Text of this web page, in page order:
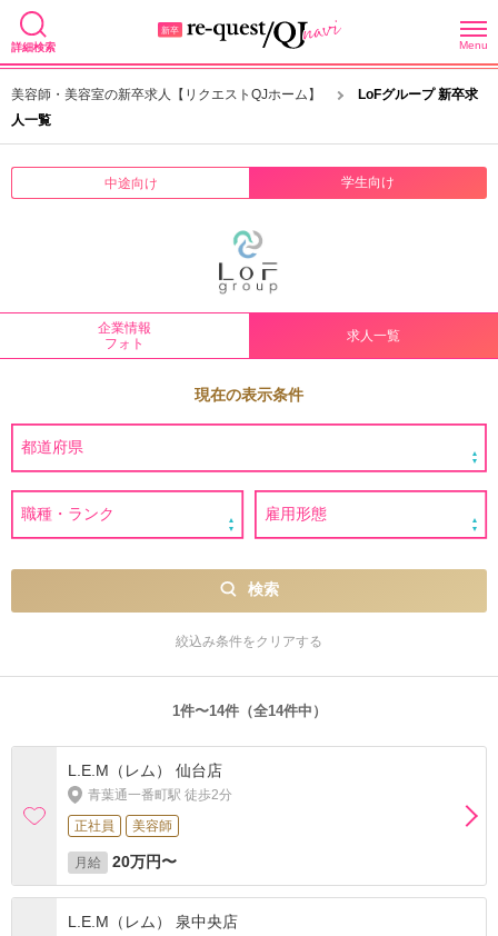
詳細検索 Menu
美容師・美容室の新卒求人【リクエストQJホーム】
LoFグループ 新卒求
人一覧
中途向け 学生向け
企業情報
フォト
求人一覧
現在の表示条件
検索
絞込み条件をクリアする
1件〜14件（全14件中）
L.E.M（レム） 仙台店
青葉通一番町駅 徒歩2分
正社員
美容師
月給 20万円〜
L.E.M（レム） 泉中央店